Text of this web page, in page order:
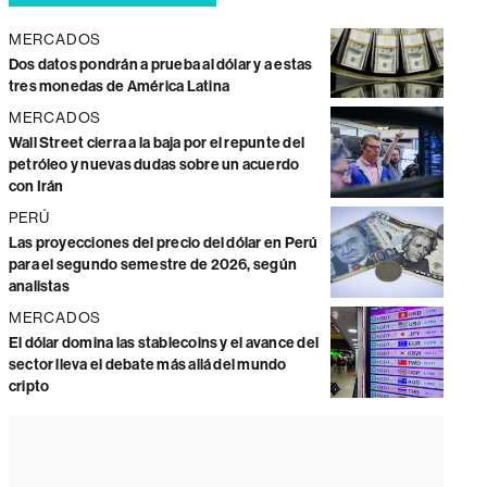
MERCADOS
Dos datos pondrán a prueba al dólar y a estas
tres monedas de América Latina
MERCADOS
Wall Street cierra a la baja por el repunte del
petróleo y nuevas dudas sobre un acuerdo
con Irán
PERÚ
Las proyecciones del precio del dólar en Perú
para el segundo semestre de 2026, según
analistas
MERCADOS
El dólar domina las stablecoins y el avance del
sector lleva el debate más allá del mundo
cripto